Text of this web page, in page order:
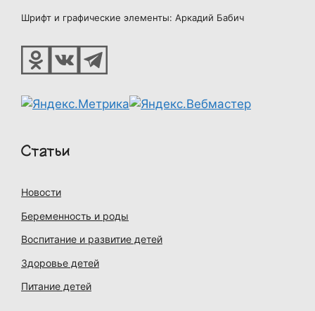
Шрифт и графические элементы: Аркадий Бабич
Статьи
Новости
Беременность и роды
Воспитание и развитие детей
Здоровье детей
Питание детей